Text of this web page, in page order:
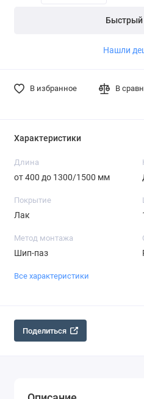
Быстрый
Нашли
В избранное В
Характеристики
Длина
от 400 до 1300/1500 мм
Покрытие
Лак
Метод монтажа
Шип-паз
Все характеристики
Поделиться